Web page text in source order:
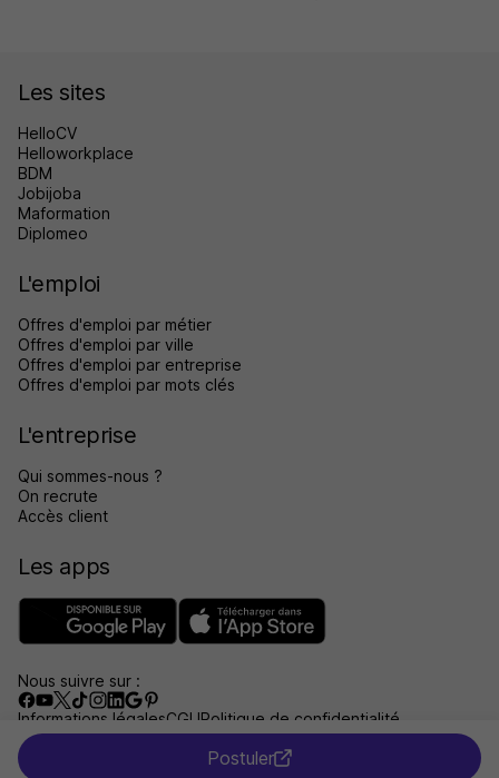
Postuler
Les sites
HelloCV
Helloworkplace
BDM
Jobijoba
Maformation
Diplomeo
L'emploi
Offres d'emploi par métier
Offres d'emploi par ville
Offres d'emploi par entreprise
Offres d'emploi par mots clés
L'entreprise
Qui sommes-nous ?
On recrute
Accès client
Les apps
Nous suivre sur :
Informations légalesCGUPolitique de confidentialité
Gérer les traceursAccessibilité : non conforme
Aide et contact